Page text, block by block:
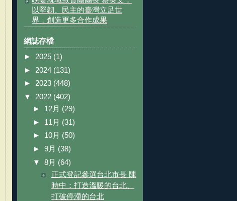
以堅韌、民主的臺灣立足世
界，創造更多合作成果
網誌存檔
► 2025 (1)
► 2024 (131)
► 2023 (448)
▼ 2022 (402)
► 12月 (29)
► 11月 (31)
► 10月 (50)
► 9月 (38)
▼ 8月 (64)
正式登記參選台北市長 陳
時中：打造溫暖的台北、
打破停滯的台北